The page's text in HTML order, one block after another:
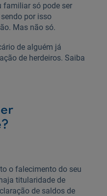
familiar só pode ser
por isso
Mas não só.
de alguém já
de herdeiros. Saiba
o falecimento do seu
titularidade de
de saldos de